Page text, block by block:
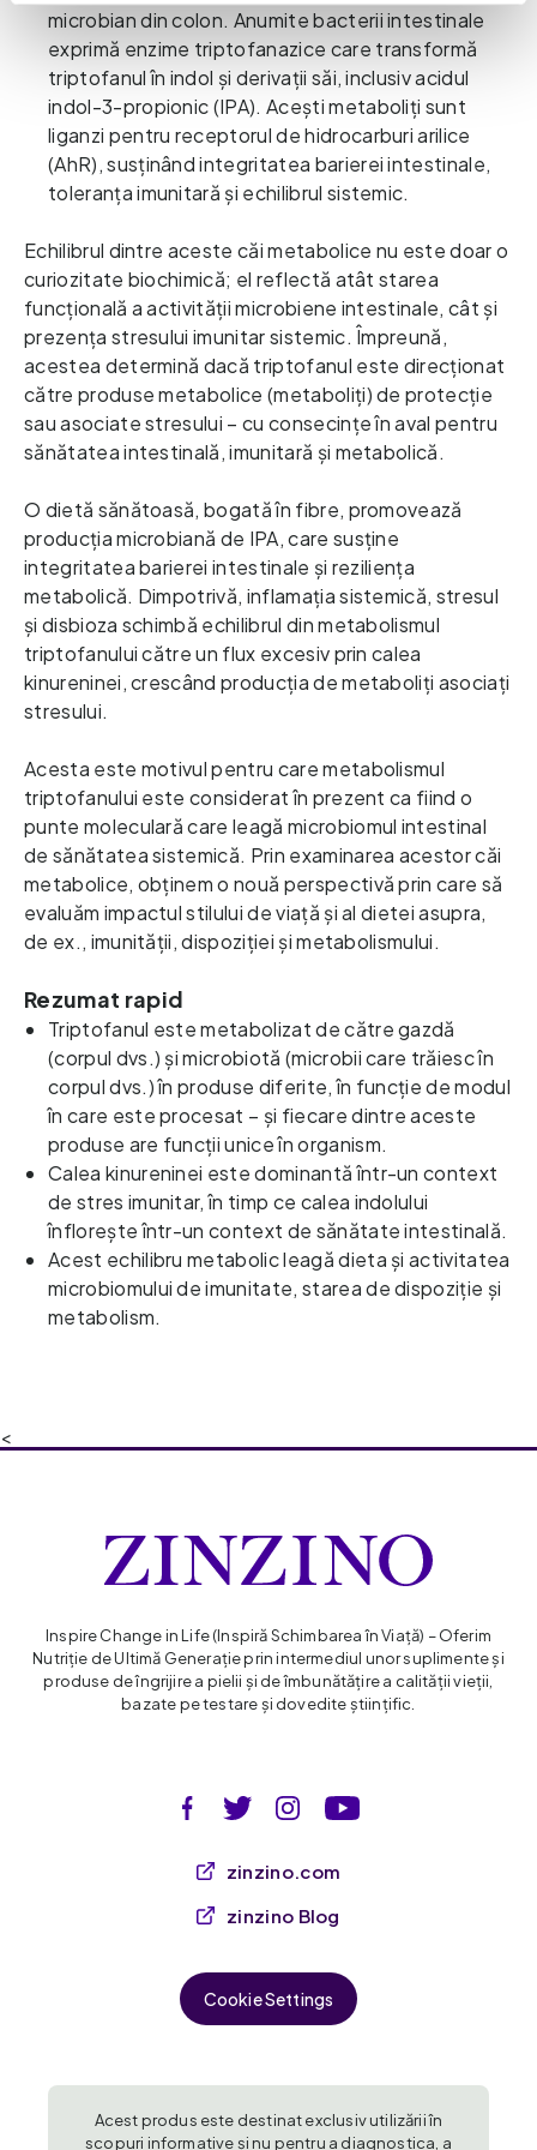
microbian din colon. Anumite bacterii intestinale
exprimă enzime triptofanazice care transformă
triptofanul în indol și derivații săi, inclusiv acidul
indol-3-propionic (IPA). Acești metaboliți sunt
liganzi pentru receptorul de hidrocarburi arilice
(AhR), susținând integritatea barierei intestinale,
toleranța imunitară și echilibrul sistemic.
Echilibrul dintre aceste căi metabolice nu este doar o
curiozitate biochimică; el reflectă atât starea
funcțională a activității microbiene intestinale, cât și
prezența stresului imunitar sistemic. Împreună,
acestea determină dacă triptofanul este direcționat
către produse metabolice (metaboliți) de protecție
sau asociate stresului – cu consecințe în aval pentru
sănătatea intestinală, imunitară și metabolică.
O dietă sănătoasă, bogată în fibre, promovează
producția microbiană de IPA, care susține
integritatea barierei intestinale și reziliența
metabolică. Dimpotrivă, inflamația sistemică, stresul
și disbioza schimbă echilibrul din metabolismul
triptofanului către un flux excesiv prin calea
kinureninei, crescând producția de metaboliți asociați
stresului.
Acesta este motivul pentru care metabolismul
triptofanului este considerat în prezent ca fiind o
punte moleculară care leagă microbiomul intestinal
de sănătatea sistemică. Prin examinarea acestor căi
metabolice, obținem o nouă perspectivă prin care să
evaluăm impactul stilului de viață și al dietei asupra,
de ex., imunității, dispoziției și metabolismului.
Rezumat rapid
Triptofanul este metabolizat de către gazdă
(corpul dvs.) și microbiotă (microbii care trăiesc în
corpul dvs.) în produse diferite, în funcție de modul
în care este procesat – și fiecare dintre aceste
produse are funcții unice în organism.
Calea kinureninei este dominantă într-un context
de stres imunitar, în timp ce calea indolului
înflorește într-un context de sănătate intestinală.
Acest echilibru metabolic leagă dieta și activitatea
microbiomului de imunitate, starea de dispoziție și
metabolism.
<
Inspire Change in Life (Inspiră Schimbarea în Viaţă) – Oferim
Nutriție de Ultimă Generație prin intermediul unor suplimente și
produse de îngrijire a pielii și de îmbunătățire a calității vieții,
bazate pe testare și dovedite științific.
zinzino.com
zinzino Blog
Cookie Settings
Acest produs este destinat exclusiv utilizării în
scopuri informative și nu pentru a diagnostica, a